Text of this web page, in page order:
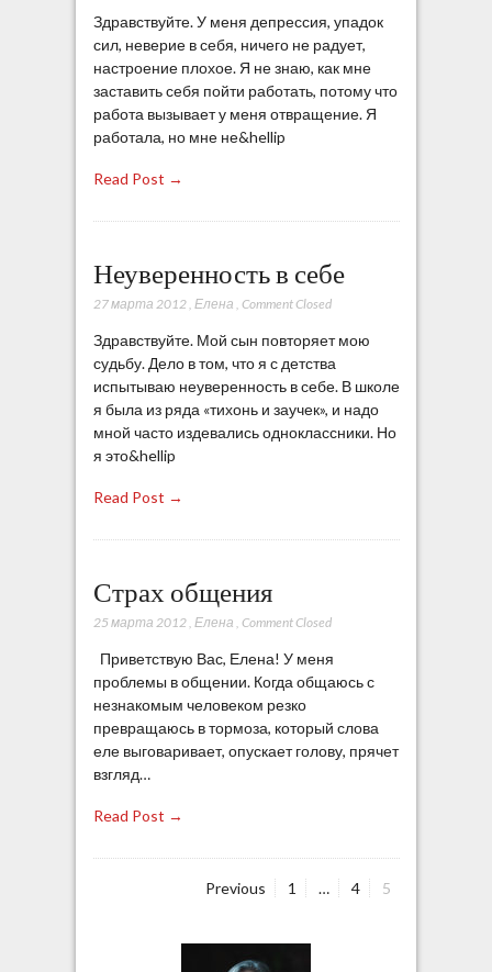
Здравствуйте. У меня депрессия, упадок
сил, неверие в себя, ничего не радует,
настроение плохое. Я не знаю, как мне
заставить себя пойти работать, потому что
работа вызывает у меня отвращение. Я
работала, но мне не&hellip
Read Post →
Неуверенность в себе
27 марта 2012, Елена Comment Closed
Здравствуйте. Мой сын повторяет мою
судьбу. Дело в том, что я с детства
испытываю неуверенность в себе. В школе
я была из ряда «тихонь и заучек», и надо
мной часто издевались одноклассники. Но
я это&hellip
Read Post →
Страх общения
25 марта 2012, Елена Comment Closed
Приветствую Вас, Елена! У меня
проблемы в общении. Когда общаюсь с
незнакомым человеком резко
превращаюсь в тормоза, который слова
еле выговаривает, опускает голову, прячет
взгляд…
Read Post →
Previous
P1 …
P
4
P
5